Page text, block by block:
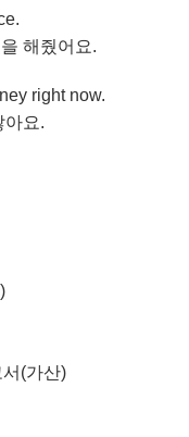
해줬어요.
right now.
아요.
(가산)